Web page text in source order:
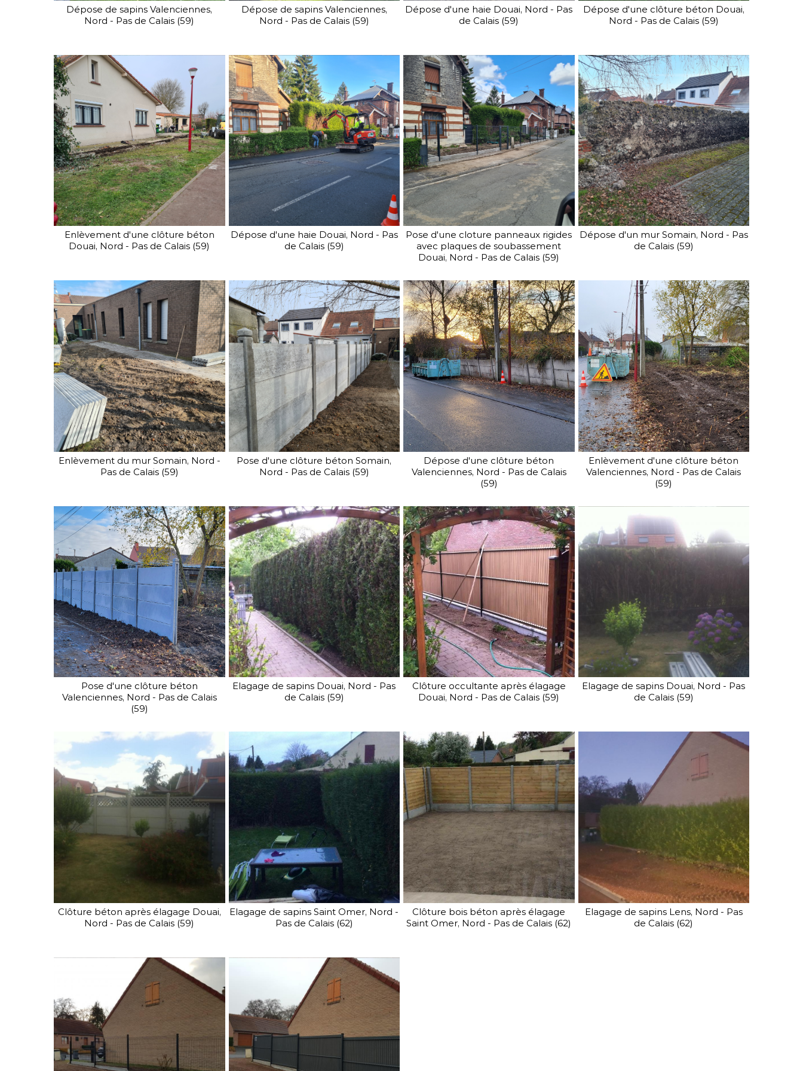
propose sa gamme
de clôtures industrielles haute
sécurité.
Conscient de vouloir offrir des
portails et clôtures fiables et
innovants, SV Clôture met un
toujours plus solides, plus
élégants et à la pointe de la
technologie.
Nous distribuons également
sans automatisme, que nous
pouvons intégrer dans vos
clôtures.
Dépose de sapins Valenciennes,
Nord - Pas de Calais (59)
Dépose de sapins Valenciennes,
Nord - Pas de Calais (59)
Dépose d'une haie Douai, Nord - Pas
de Calais (59)
Dépose d'une clôture béton Douai,
Nord - Pas de Calais (59)
Enlèvement d'une clôture béton
Douai, Nord - Pas de Calais (59)
Dépose d'une haie Douai, Nord - Pas
de Calais (59)
Pose d'une cloture panneaux rigides
avec plaques de soubassement
Douai, Nord - Pas de Calais (59)
Dépose d'un mur Somain, Nord - Pas
de Calais (59)
Enlèvement du mur Somain, Nord -
Pas de Calais (59)
Pose d'une clôture béton Somain,
Nord - Pas de Calais (59)
Dépose d'une clôture béton
Valenciennes, Nord - Pas de Calais
(59)
Enlèvement d'une clôture béton
Valenciennes, Nord - Pas de Calais
(59)
Pose d'une clôture béton
Valenciennes, Nord - Pas de Calais
(59)
Elagage de sapins Douai, Nord - Pas
de Calais (59)
Clôture occultante après élagage
Douai, Nord - Pas de Calais (59)
Elagage de sapins Douai, Nord - Pas
de Calais (59)
Clôture béton après élagage Douai,
Nord - Pas de Calais (59)
Elagage de sapins Saint Omer, Nord -
Pas de Calais (62)
Clôture bois béton après élagage
Saint Omer, Nord - Pas de Calais (62)
Elagage de sapins Lens, Nord - Pas
de Calais (62)